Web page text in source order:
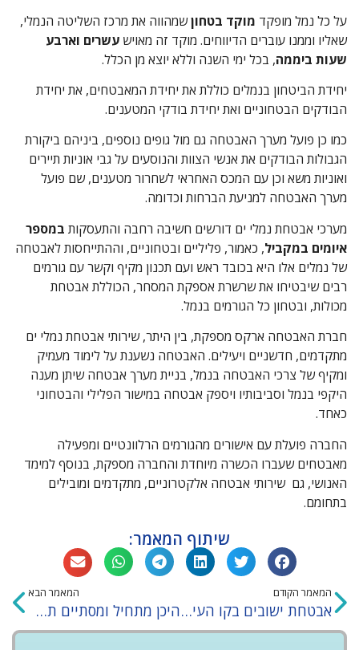
על כל נמל מופקד מוקד בטחוןשמהווה את מרכז השליטה הנמלי,
שאליו וממנו עוברים הדיווחים. מוקד זה מאויש עשרים וארבע
שעות ביממה, בכל ימי השנה וללא יוצא מן הכלל.
יחידת הביטחון בנמלים כוללת את יחידת המאבטחים, את יחידת
הבודקים הבטחוניים ואת יחידת בודקי המטענים.
כמו כן פועל מערך האבטחה גם מול גופים נוספים, ביניהם ביקורת
הגבולות הבודקים את אנשי הצוות והנוסעים על גבי אוניות תיירים
ואוניות משא וכן עם המכס האחראי לשחרור מטענים, שם פועל
מערך האבטחה למניעת הברחות וכדומה.
מערכי אבטחת נמלי ים דורשים חשיבה רחבה והתעסקות במספר
איומים במקביל, כאמור, פליליים ובטחוניים, וההתייחסות לאבטחה
של נמלים אלו היא בכובד ראש ועם תכנון מקיף וקשר עם גורמים
רבים שיבטיחו את שרשרת אספקת המסחר, הכוללת אבטחת
מכולות, ובטחון כל הגורמים בנמל.
חברת האבטחה ארקס מספקת, בין היתר, שירותי אבטחת נמלי ים
מתקדמים, חדשניים ויעילים. האבטחה נשענת על לימוד מעמיק
ומקיף של צרכי האבטחה בנמל, בניית מערך אבטחה שיתן מענה
היקפי בנמל וסביבותיו ויספק אבטחה במישור הפלילי והבטחוני
כאחד.
החברה פועלת עם אישורים מהגורמים הרלוונטיים ומפעילה
מאבטחים שעברו הכשרה מיוחדת והחברה מספקת, בנוסף למימד
האנושי, גם שירותי אבטחה אלקטרוניים, מתקדמים ומובילים
בתחומם.
שיתוף המאמר:
המאמר הקודם
אבטחת ישובים בקו העימות
המאמר הבא
היכן מתחיל ומסתיים תפקידו של המאבטח